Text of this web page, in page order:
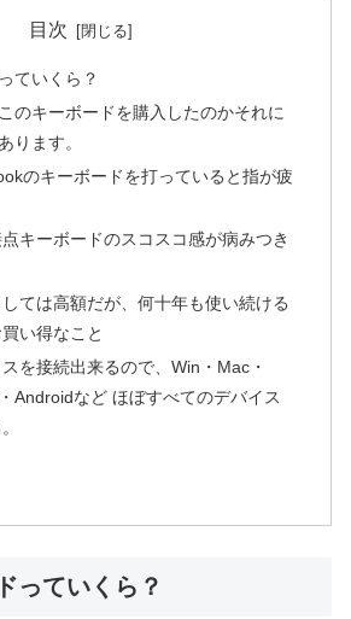
目次
ていくら？
のキーボードを購入したのかそれに
ります。
のキーボードを打っていると指が疲
キーボードのスコスコ感が病みつき
ては高額だが、何十年も使い続ける
い得なこと
を接続出来るので、Win・Mac・
Androidなど ほぼすべてのデバイス
っていくら？